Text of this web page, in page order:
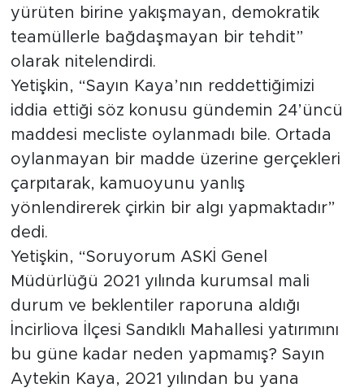
yürüten birine yakışmayan, demokratik
teamüllerle bağdaşmayan bir tehdit”
olarak nitelendirdi.
Yetişkin, “Sayın Kaya’nın reddettiğimizi
iddia ettiği söz konusu gündemin 24’üncü
maddesi mecliste oylanmadı bile. Ortada
oylanmayan bir madde üzerine gerçekleri
çarpıtarak, kamuoyunu yanlış
yönlendirerek çirkin bir algı yapmaktadır”
dedi.
Yetişkin, “Soruyorum ASKİ Genel
Müdürlüğü 2021 yılında kurumsal mali
durum ve beklentiler raporuna aldığı
İncirliova İlçesi Sandıklı Mahallesi yatırımını
bu güne kadar neden yapmamış? Sayın
Aytekin Kaya, 2021 yılından bu yana